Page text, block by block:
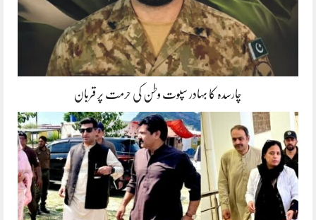
چارسدہ کا بہادر سپوت وطن کی حرمت پر قربان